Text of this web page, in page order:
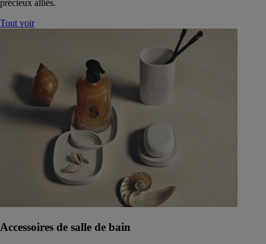
précieux alliés.
Tout voir
Accessoires de salle de bain